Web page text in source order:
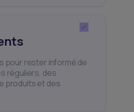
pour rester informé de
réguliers, des
produits et des